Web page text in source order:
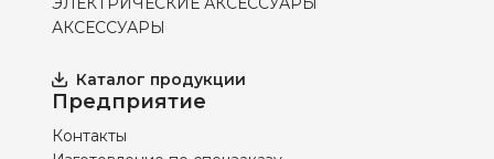
АКСЕССУАРЫ
Каталог продукции
Предприятие
Контакты